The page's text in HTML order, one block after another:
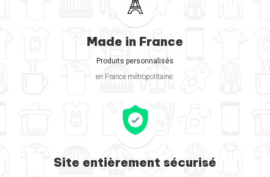
Made in France
Produits personnalisés
en France métropolitaine.
Site entièrement sécurisé